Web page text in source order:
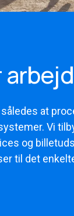
at
Vi
og
til det